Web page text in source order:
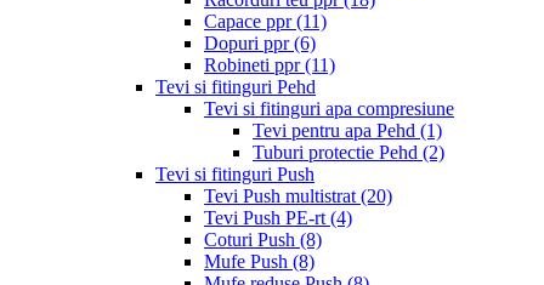
Capace ppr(11)
Dopuri ppr(6)
Robineti ppr(11)
Tevi si fitinguri Pehd
Tevi si fitinguri apa compresiune
Tevi pentru apa Pehd (1)
Tuburi protectie Pehd (2)
Tevi si fitinguri Push
Tevi Push multistrat (20)
Tevi Push PE-rt (4)
Coturi Push (8)
Mufe Push (8)